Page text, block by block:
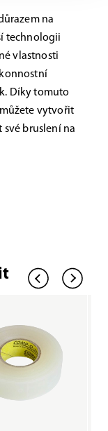
na
technologii
vlastnosti
Díky tomuto
vytvořit
bruslení na